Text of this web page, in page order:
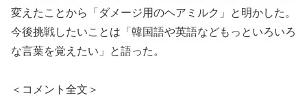
変えたことから「ダメージ用のヘアミルク」と明かした。
今後挑戦したいことは「韓国語や英語などもっといろいろ
な言葉を覚えたい」と語った。
＜コメント全文＞​